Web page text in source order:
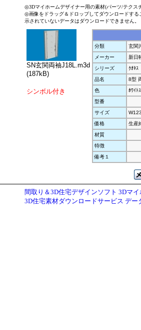
◎3Dマイホームデザイナー用の素材(パーツ/テクス
◎画像をドラッグ＆ドロップしてダウンロードす
示されていないデータはダウンロードできません。
SN玄関両袖J18L.m3d
(187kB)
シンボル付き
分類
玄関
メーカー
新日
シリーズ
ｸｵﾈｽ
品名
8型
色
ﾎﾜｲﾄ
型番
サイズ
価格
生産
材質
特徴
備考１
間取り＆3D住宅デザインソフト 3Dマ
3D住宅素材ダウンロードサービス デー